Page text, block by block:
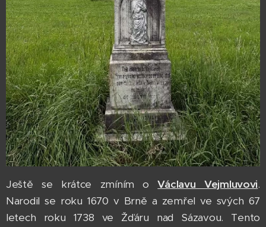
Ještě se krátce zmíním oVáclavu Vejmluvovi.
Narodil se roku 1670 v Brně a zemřel ve svých 67
letech roku 1738 ve Žďáru nad Sázavou. Tento